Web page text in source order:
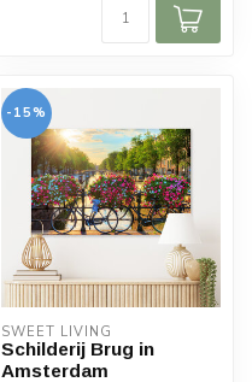
-15%
SWEET LIVING
Schilderij Brug in
Amsterdam